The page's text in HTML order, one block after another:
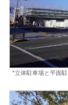
*立体駐車場と平面